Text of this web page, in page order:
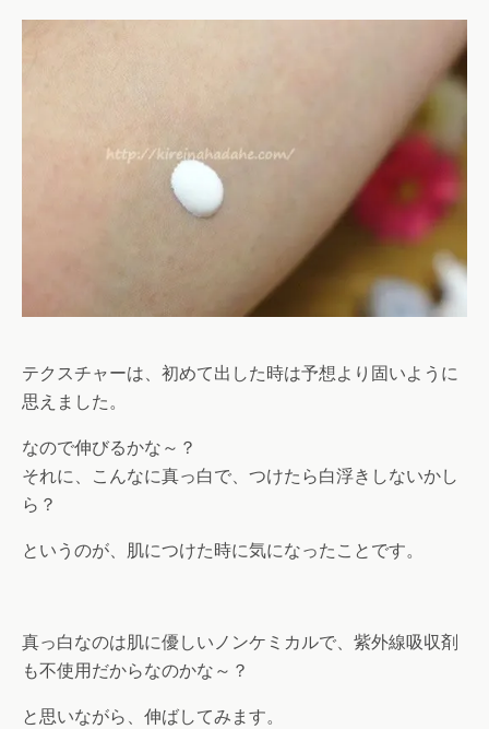
テクスチャーは、初めて出した時は予想より固いように
思えました。
なので伸びるかな～？
それに、こんなに真っ白で、つけたら白浮きしないかし
ら？
というのが、肌につけた時に気になったことです。
真っ白なのは肌に優しいノンケミカルで、紫外線吸収剤
も不使用だからなのかな～？
と思いながら、伸ばしてみます。